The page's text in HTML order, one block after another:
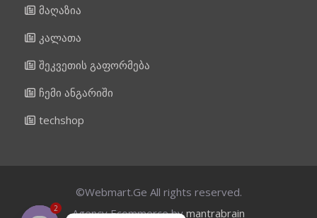
მაღაზია
კალათა
შეკვეთის გაფორმება
ჩემი ანგარიში
techshop
©Webmart.Ge All rights reserved.
Agency Ecommerce bymantrabrain
2